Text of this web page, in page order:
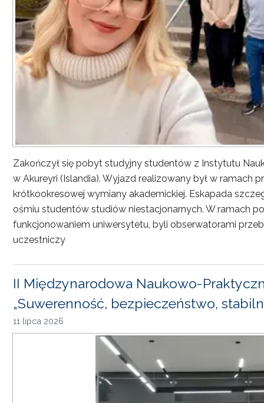
Zakończył się pobyt studyjny studentów z Instytutu
w Akureyri (Islandia). Wyjazd realizowany był w ramach
krótkookresowej wymiany akademickiej. Eskapada
ośmiu studentów studiów niestacjonarnych. W ramach
funkcjonowaniem uniwersytetu, byli obserwatorami
uczestniczy
II Międzynarodowa Naukowo-
„Suwerenność, bezpieczeństwo,
11 lipca 2026